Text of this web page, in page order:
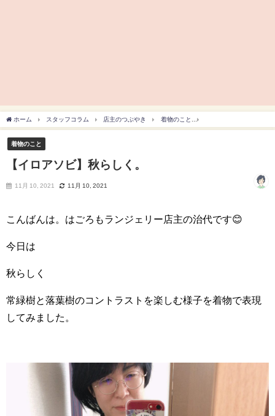
ホーム スタッフコラム 店主のつぶやき 着物のこと
着物のこと
【イロアソビ】秋らしく。
11月 10, 2021 11月 10, 2021
こんばんは。はごろもランジェリー店主の治代です😊
今日は
秋らしく
常緑樹と落葉樹のコントラストを楽しむ様子を着物で表現
してみました。